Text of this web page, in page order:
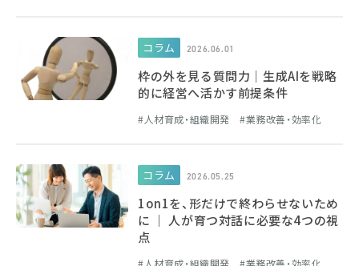
コラム 2026.06.01
枠の外を見る質問力｜生成AIを戦略
的に経営へ活かす前提条件
人材育成・組織開発 業務改善・効率化
コラム 2026.05.25
1on1を、形だけで終わらせないため
に ｜ 人が育つ対話に必要な4つの視
点